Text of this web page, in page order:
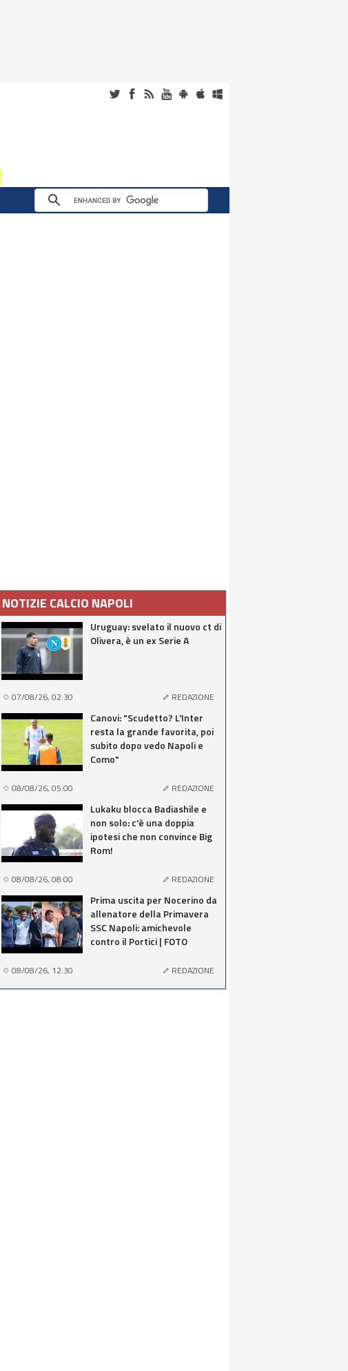
NOTIZIE CALCIO NAPOLI
Uruguay: svelato il nuovo ct di
Olivera, è un ex Serie A
07/08/26, 02:30 REDAZIONE
Canovi: "Scudetto? L'Inter
resta la grande favorita, poi
subito dopo vedo Napoli e
Como"
08/08/26, 05:00 REDAZIONE
Lukaku blocca Badiashile e
non solo: c'è una doppia
ipotesi che non convince Big
Rom!
08/08/26, 08:00 REDAZIONE
Prima uscita per Nocerino da
allenatore della Primavera
SSC Napoli: amichevole
contro il Portici | FOTO
08/08/26, 12:30 REDAZIONE